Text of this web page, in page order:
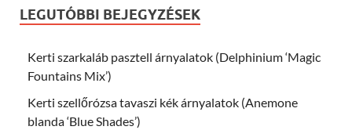
LEGUTÓBBI BEJEGYZÉSEK
Kerti szarkaláb pasztell árnyalatok (Delphinium ‘Magic
Fountains Mix’)
Kerti szellőrózsa tavaszi kék árnyalatok (Anemone
blanda ‘Blue Shades’)